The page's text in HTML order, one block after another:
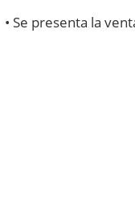
• Se presenta la